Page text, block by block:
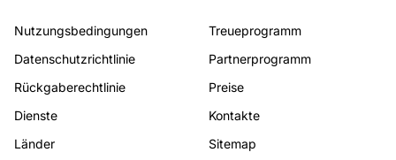
Nutzungsbedingungen
Treueprogramm
Datenschutzrichtlinie
Partnerprogramm
Rückgaberechtlinie
Preise
Dienste
Kontakte
Länder
Sitemap